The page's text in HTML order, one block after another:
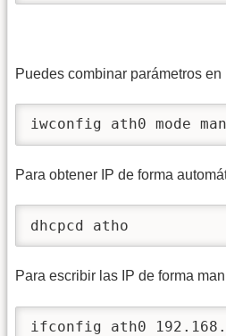
Puedes combinar parámetros en
iwconfig ath0 mode
Para obtener IP de forma
dhcpcd atho
Para escribir las IP de forma
ifconfig ath0